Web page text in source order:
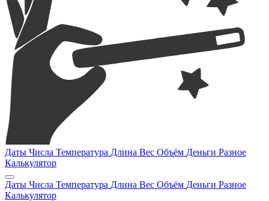
Даты Числа Температура Длина Вес Объём Деньги Разное
Калькулятор
Даты Числа Температура Длина Вес Объём Деньги Разное
Калькулятор